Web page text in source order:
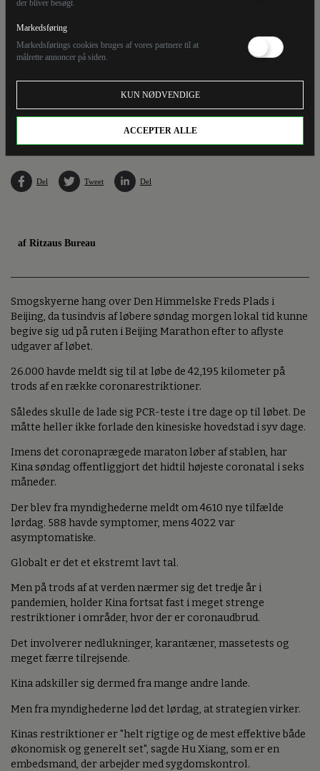
der bliver besøgt.
Markedsføring
Markedsførings cookies bruges af vores partnere til at
målrette annoncer på siden.
KUN NØDVENDIGE
ACCEPTER ALLE
Del Tweet Del
af Ritzaus Bureau
Smogskyerne hang over Den Himmelske Freds Plads i
Beijing, da tusindvis af løbere søndag morgen lokal tid kunne
begive sig ud på ruten i Beijing Marathon efter to aflyste
udgaver af løbet.
26.000 havde meldt sig til at løbe de 42,195 kilometer på
trods af en række coronarestriktioner.
Således skulle de lade sig PCR-teste i tre dage op til løbet. De
måtte heller ikke forlade den kinesiske hovedstad i syv dage.
Imens det coronaprægede maraton løber af stablen, har
Kina søndag offentliggjort det hidtil højeste coronatal i seks
måneder.
Der blev fra myndighederne meldt om 4610 nye tilfælde
lørdag. 588 havde symptomer, mens 4022 var
asymptomatiske.
Globalt er det et ekstremt lavt tal.
Men på trods af at verden nærmer sig det tredje år i
pandemien, holder Kina fortsat fast i meget strenge
restriktioner i områder, hvor der er coronaudbrud.
Det involverer nedlukninger, karantæner, massetests og
meget færre tilrejsende.
Kina adskiller sig dermed fra mange andre lande.
Men fra myndighederne lød det lørdag, at strategien virker.
Kinas restriktioner er "helt rigtige og de mest effektive både
økonomisk og generelt set", sagde Hu Xiang, som er en
embedsmand, der arbejder med sygdomskontrol.